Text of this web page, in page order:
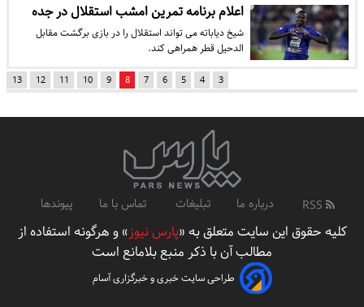
اعلام برنامه تمرین امشب استقلال در جده
شیخ دیاباته می تواند استقلال را در بازی برگشت مقابل
الدحیل قطر همراهی کند.
3
4
5
6
7
8
9
10
11
12
13
درباره ما تبلیغات تماس با ما پیوندها
کلیه حقوق این سایت متعلق به «پارس نیوز» و هرگونه استفاده از
مطالب آن با ذکر منبع بلامانع است
طراحی سایت خبری و خبرگزاری آسام